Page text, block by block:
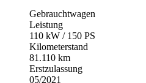
Gebrauchtwagen
Leistung
110 kW / 150 PS
Kilometerstand
81.110 km
Erstzulassung
05/2021